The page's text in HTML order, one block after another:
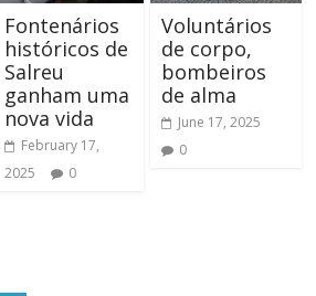
Fontenários
históricos de
Salreu
ganham uma
nova vida
February 17,
2025
0
Voluntários
de corpo,
bombeiros
de alma
June 17, 2025
0